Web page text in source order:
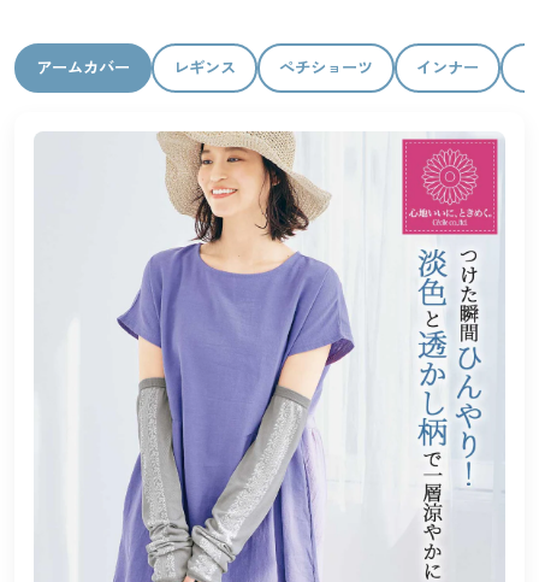
カタログ無料プレゼント
ご利用ガイド
よくある質問とお問い合わせ
会員メニュー
マイページ
ご利用ガイド
よくある質問とお問い合わせ
アームカバー レギンス ぺチショーツ インナー